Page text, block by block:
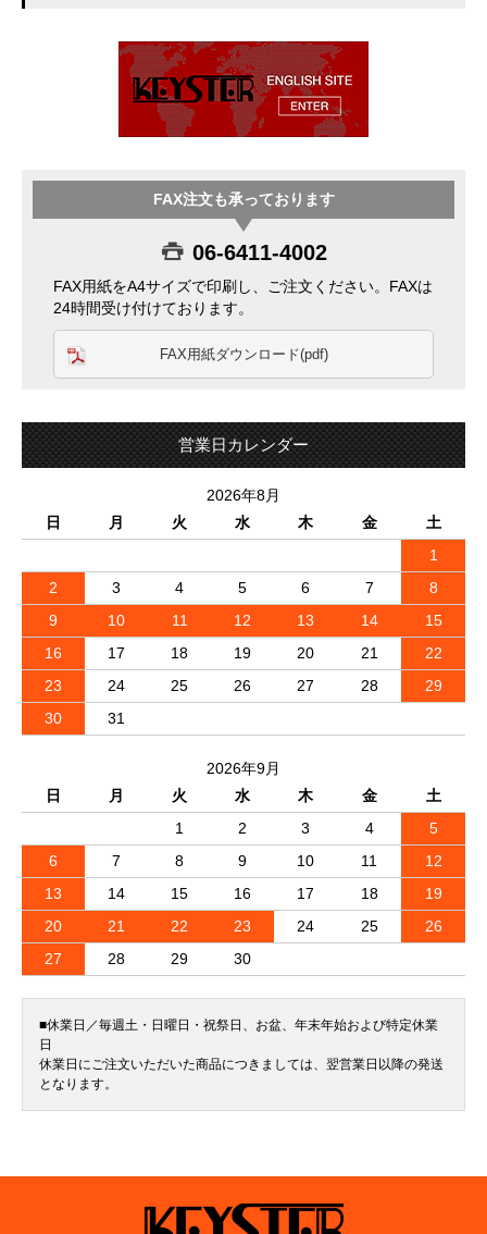
FAX注文も承っております
06-6411-4002
FAX用紙をA4サイズで印刷し、ご注文ください。FAXは
24時間受け付けております。
FAX用紙ダウンロード(pdf)
営業日カレンダー
2026年8月
日
月 火 水 木 金
土
1
2
3 4 5 6 7
8
9
10 11 12 13 14
15
16
17 18 19 20 21
22
23
24 25 26 27 28
29
30
31
2026年9月
日
月 火 水 木 金
土
1
2 3 4
5
6
7 8 9 10 11
12
13
14 15 16 17 18
19
20
21 22 23 24 25
26
27
28 29 30
■休業日／毎週土・日曜日・祝祭日、お盆、年末年始および特定休業
日
休業日にご注文いただいた商品につきましては、翌営業日以降の発送
となります。